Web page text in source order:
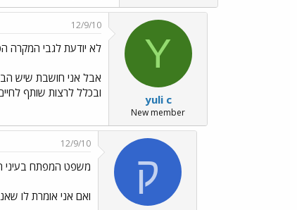
Y
yuli c
New member
12/9/10
לא יודעת לגבי המקרה
אבל אני חושבת שיש
ובכלל לרצות שותף
ק
12/9/10
משפט המפתח בעיני
ואם אני אומרת לו